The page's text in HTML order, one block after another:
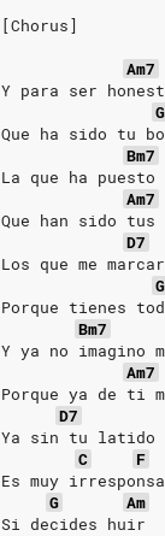
[Chorus]
Am7
Y para ser
G
Que ha sido tu
Bm7
La que ha
Am7
Que han sido
D7
Los que me
G
Porque tienes
Bm7
Y ya no
Am7
Porque ya de ti
D7
Ya sin tu latido
C
F
Es muy
G
Am
Si decides huir